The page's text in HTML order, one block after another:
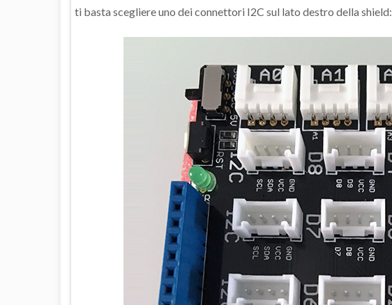
ti basta scegliere uno dei connettori I2C sul lato destro della shield: